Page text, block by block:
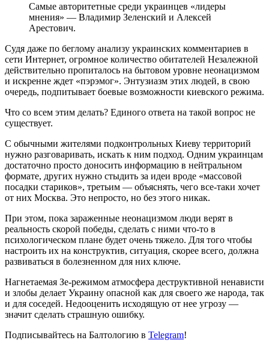
Самые авторитетные среди украинцев «лидеры
мнения» — Владимир Зеленский и Алексей
Арестович.
Судя даже по беглому анализу украинских комментариев в
сети Интернет, огромное количество обитателей Незалежной
действительно пропиталось на бытовом уровне неонацизмом
и искренне ждет «пэрэмог». Энтузиазм этих людей, в свою
очередь, подпитывает боевые возможности киевского режима.
Что со всем этим делать? Единого ответа на такой вопрос не
существует.
С обычными жителями подконтрольных Киеву территорий
нужно разговаривать, искать к ним подход. Одним украинцам
достаточно просто доносить информацию в нейтральном
формате, других нужно стыдить за идеи вроде «массовой
посадки стариков», третьим — объяснять, чего все-таки хочет
от них Москва. Это непросто, но без этого никак.
При этом, пока зараженные неонацизмом люди верят в
реальность скорой победы, сделать с ними что-то в
психологическом плане будет очень тяжело. Для того чтобы
настроить их на конструктив, ситуация, скорее всего, должна
развиваться в болезненном для них ключе.
Нагнетаемая Зе-режимом атмосфера деструктивной ненависти
и злобы делает Украину опасной как для своего же народа, так
и для соседей. Недооценить исходящую от нее угрозу —
значит сделать страшную ошибку.
Подписывайтесь на Балтологию в Telegram!